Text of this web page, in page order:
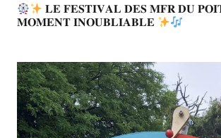
𝐋𝐄 𝐅𝐄𝐒𝐓𝐈𝐕𝐀𝐋 𝐃𝐄𝐒 𝐌𝐅𝐑 𝐃𝐔
𝐌𝐎𝐌𝐄𝐍𝐓 𝐈𝐍𝐎𝐔𝐁𝐋𝐈𝐀𝐁𝐋𝐄